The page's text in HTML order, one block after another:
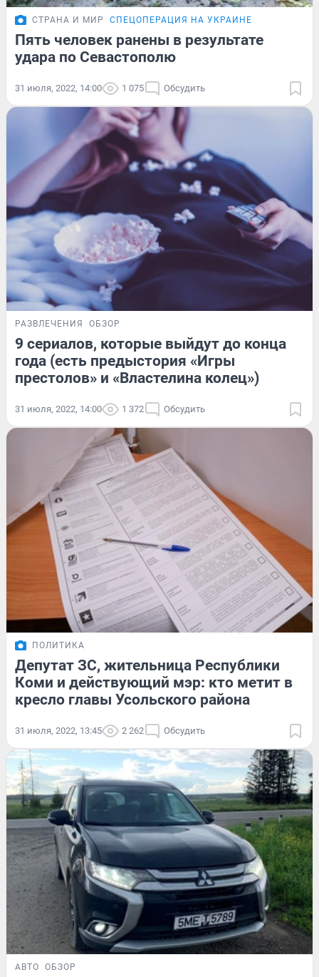
СТРАНА И МИР СПЕЦОПЕРАЦИЯ НА УКРАИНЕ
Пять человек ранены в результате
удара по Севастополю
31 июля, 2022, 14:00 1 075 Обсудить
РАЗВЛЕЧЕНИЯ ОБЗОР
9 сериалов, которые выйдут до конца
года (есть предыстория «Игры
престолов» и «Властелина колец»)
31 июля, 2022, 14:00 1 372 Обсудить
ПОЛИТИКА
Депутат ЗС, жительница Республики
Коми и действующий мэр: кто метит в
кресло главы Усольского района
31 июля, 2022, 13:45 2 262 Обсудить
АВТО ОБЗОР